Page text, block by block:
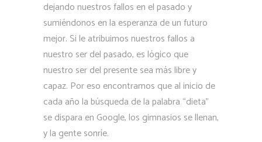
dejando nuestros fallos en el pasado y
sumiéndonos en la esperanza de un futuro
mejor. Si le atribuimos nuestros fallos a
nuestro ser del pasado, es lógico que
nuestro ser del presente sea más libre y
capaz. Por eso encontramos que al inicio de
cada año la búsqueda de la palabra “dieta”
se dispara en Google, los gimnasios se llenan,
y la gente sonríe.